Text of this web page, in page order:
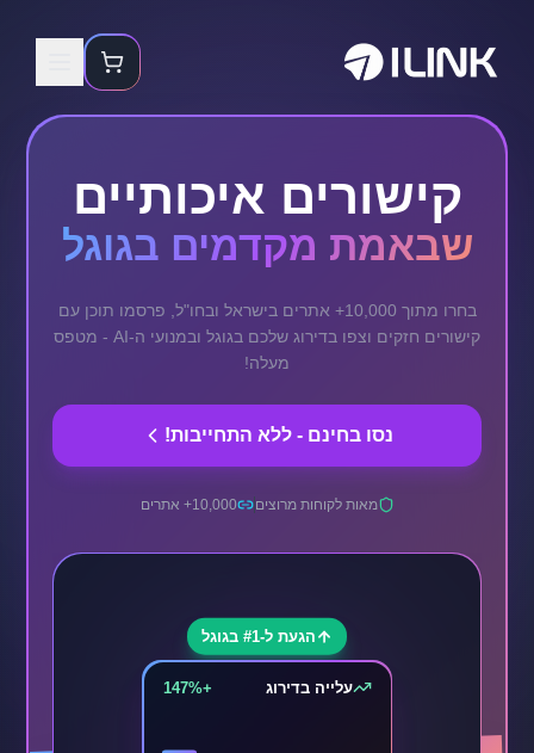
קישורים איכותיים
שבאמת מקדמים בגוגל
בחרו מתוך 10,000+ אתרים בישראל ובחו"ל, פרסמו תוכן עם
קישורים חזקים וצפו בדירוג שלכם בגוגל ובמנועי ה-AI - מטפס
מעלה!
נסו בחינם - ללא התחייבות!
מאות לקוחות מרוצים 10,000+ אתרים
הגעת ל-#1 בגוגל
עלייה בדירוג +147%